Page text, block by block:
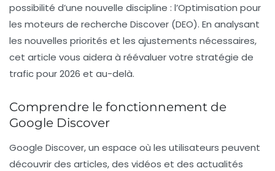
possibilité d’une nouvelle discipline : l’Optimisation pour
les moteurs de recherche Discover (DEO). En analysant
les nouvelles priorités et les ajustements nécessaires,
cet article vous aidera à réévaluer votre stratégie de
trafic pour 2026 et au-delà.
Comprendre le fonctionnement de
Google Discover
Google Discover, un espace où les utilisateurs peuvent
découvrir des articles, des vidéos et des actualités